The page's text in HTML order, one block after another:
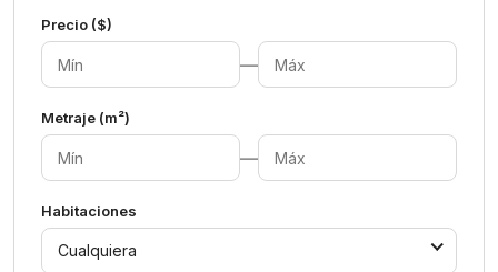
Precio ($)
—
Metraje (m²)
—
Habitaciones
Cualquiera